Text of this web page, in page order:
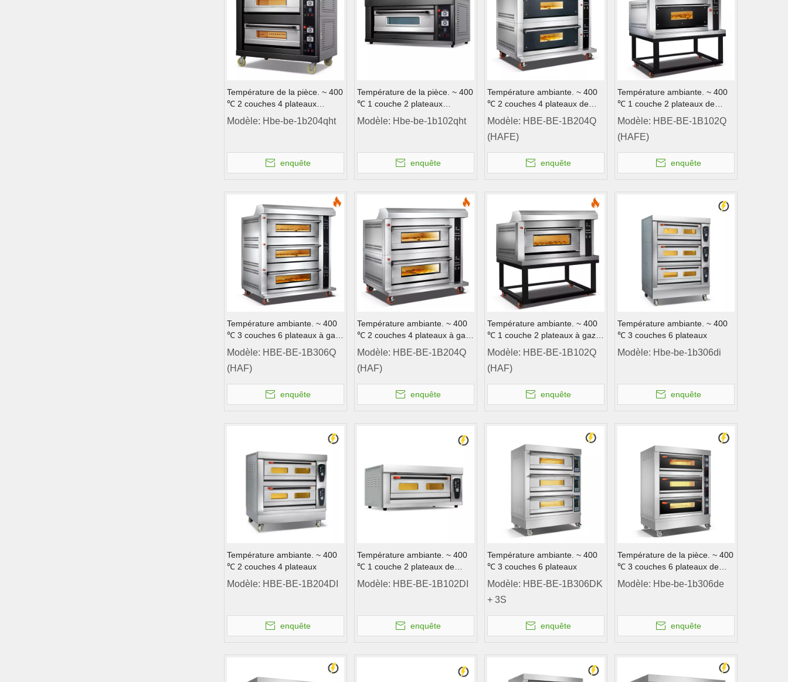
Température de la pièce. ~ 400
℃ 2 couches 4 plateaux
Contrôle de l'instrument du four
de pont de four à gaz
Modèle: Hbe-be-1b204qht
enquête
Température de la pièce. ~ 400
℃ 1 couche 2 plateaux
Contrôle de l'instrument du four
de pont de four à gaz
Modèle: Hbe-be-1b102qht
enquête
Température ambiante. ~ 400
℃ 2 couches 4 plateaux de
porte à gaz trempé de gaz de
pont de pont Contrôle de
l'ordinateur
Modèle: HBE-BE-1B204Q
(HAFE)
enquête
Température ambiante. ~ 400
℃ 1 couche 2 plateaux de
porte à gaz trempé du four
Modèle: HBE-BE-1B102Q
(HAFE)
enquête
Température ambiante. ~ 400
℃ 3 couches 6 plateaux à gaz
en acier inoxydable Porte four
de pont Contrôle de
l'ordinateur
Modèle: HBE-BE-1B306Q
(HAF)
enquête
Température ambiante. ~ 400
℃ 2 couches 4 plateaux à gaz
en acier inoxydable Porte de
pont Contrôle de l'ordinateur
Modèle: HBE-BE-1B204Q
(HAF)
enquête
Température ambiante. ~ 400
℃ 1 couche 2 plateaux à gaz
en acier inoxydable Porte de
pont Contrôle de l'ordinateur
Modèle: HBE-BE-1B102Q
(HAF)
enquête
Température ambiante. ~ 400
℃ 3 couches 6 plateaux
Modèle: Hbe-be-1b306di
enquête
Température ambiante. ~ 400
℃ 2 couches 4 plateaux
Modèle: HBE-BE-1B204DI
enquête
Température ambiante. ~ 400
℃ 1 couche 2 plateaux de
porte en acier inoxydable
électrique four de pont 18
Modèle: HBE-BE-1B102DI
enquête
Température ambiante. ~ 400
℃ 3 couches 6 plateaux
Modèle: HBE-BE-1B306DK
+ 3S
enquête
Température de la pièce. ~ 400
℃ 3 couches 6 plateaux de
porte en verre trempé du four
de pont de pont
Modèle: Hbe-be-1b306de
enquête